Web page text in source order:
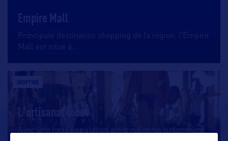
Empire Mall
Principale destination shopping de la région, l’Empire
Mall est situé à
SHOPPING
L'artisanat local
Avec une forte population amérindienne, notamment